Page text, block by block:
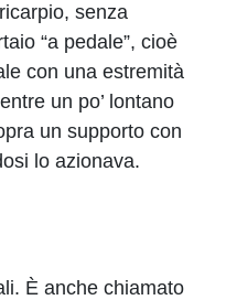
senza
“a pedale”, cioè
con una estremità
un po’ lontano
un supporto con
lo azionava.
È anche chiamato